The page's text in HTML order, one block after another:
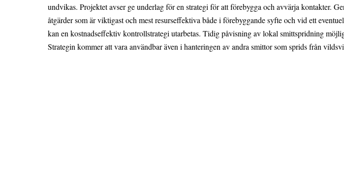
undvikas. Projektet avser ge underlag för en strategi för att förebygga och avvärja kontakter.
åtgärder som är viktigast och mest resurseffektiva både i förebyggande syfte och vid ett
kan en kostnadseffektiv kontrollstrategi utarbetas. Tidig påvisning av lokal smittspridning
Strategin kommer att vara användbar även i hanteringen av andra smittor som sprids från